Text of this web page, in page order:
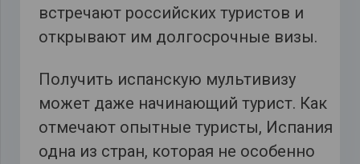
встречают российских туристов и
открывают им долгосрочные визы.
Получить испанскую мультивизу
может даже начинающий турист. Как
отмечают опытные туристы, Испания
одна из стран, которая не особенно